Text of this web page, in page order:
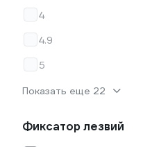
4
4.9
5
Показать еще 22
Фиксатор лезвий